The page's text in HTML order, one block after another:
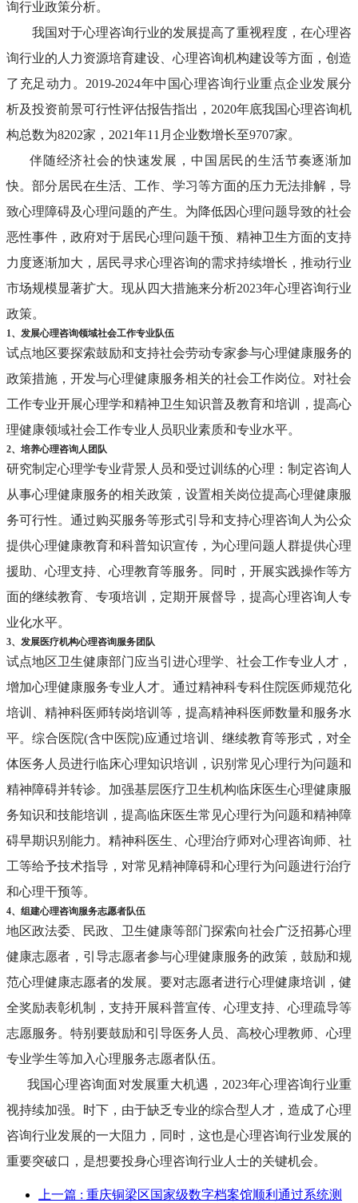
询行业政策分析。
我国对于心理咨询行业的发展提高了重视程度，在心理咨
询行业的人力资源培育建设、心理咨询机构建设等方面，创造
了充足动力。2019-2024年中国心理咨询行业重点企业发展分
析及投资前景可行性评估报告指出，2020年底我国心理咨询机
构总数为8202家，2021年11月企业数增长至9707家。
伴随经济社会的快速发展，中国居民的生活节奏逐渐加
快。部分居民在生活、工作、学习等方面的压力无法排解，导
致心理障碍及心理问题的产生。为降低因心理问题导致的社会
恶性事件，政府对于居民心理问题干预、精神卫生方面的支持
力度逐渐加大，居民寻求心理咨询的需求持续增长，推动行业
市场规模显著扩大。现从四大措施来分析2023年心理咨询行业
政策。
1、发展心理咨询领域社会工作专业队伍
试点地区要探索鼓励和支持社会劳动专家参与心理健康服务的
政策措施，开发与心理健康服务相关的社会工作岗位。对社会
工作专业开展心理学和精神卫生知识普及教育和培训，提高心
理健康领域社会工作专业人员职业素质和专业水平。
2、培养心理咨询人团队
研究制定心理学专业背景人员和受过训练的心理：制定咨询人
从事心理健康服务的相关政策，设置相关岗位提高心理健康服
务可行性。通过购买服务等形式引导和支持心理咨询人为公众
提供心理健康教育和科普知识宣传，为心理问题人群提供心理
援助、心理支持、心理教育等服务。同时，开展实践操作等方
面的继续教育、专项培训，定期开展督导，提高心理咨询人专
业化水平。
3、发展医疗机构心理咨询服务团队
试点地区卫生健康部门应当引进心理学、社会工作专业人才，
增加心理健康服务专业人才。通过精神科专科住院医师规范化
培训、精神科医师转岗培训等，提高精神科医师数量和服务水
平。综合医院(含中医院)应通过培训、继续教育等形式，对全
体医务人员进行临床心理知识培训，识别常见心理行为问题和
精神障碍并转诊。加强基层医疗卫生机构临床医生心理健康服
务知识和技能培训，提高临床医生常见心理行为问题和精神障
碍早期识别能力。精神科医生、心理治疗师对心理咨询师、社
工等给予技术指导，对常见精神障碍和心理行为问题进行治疗
和心理干预等。
4、组建心理咨询服务志愿者队伍
地区政法委、民政、卫生健康等部门探索向社会广泛招募心理
健康志愿者，引导志愿者参与心理健康服务的政策，鼓励和规
范心理健康志愿者的发展。要对志愿者进行心理健康培训，健
全奖励表彰机制，支持开展科普宣传、心理支持、心理疏导等
志愿服务。特别要鼓励和引导医务人员、高校心理教师、心理
专业学生等加入心理服务志愿者队伍。
我国心理咨询面对发展重大机遇，2023年心理咨询行业重
视持续加强。时下，由于缺乏专业的综合型人才，造成了心理
咨询行业发展的一大阻力，同时，这也是心理咨询行业发展的
重要突破口，是想要投身心理咨询行业人士的关键机会。
上一篇 : 重庆铜梁区国家级数字档案馆顺利通过系统测